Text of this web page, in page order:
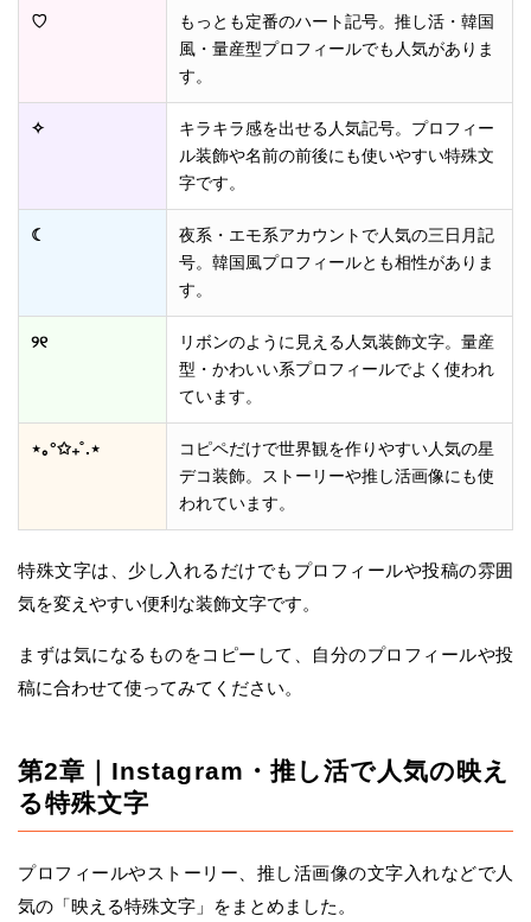
♡
もっとも定番のハート記号。推し活・韓国
風・量産型プロフィールでも人気がありま
す。
✧
キラキラ感を出せる人気記号。プロフィー
ル装飾や名前の前後にも使いやすい特殊文
字です。
☾
夜系・エモ系アカウントで人気の三日月記
号。韓国風プロフィールとも相性がありま
す。
୨୧
リボンのように見える人気装飾文字。量産
型・かわいい系プロフィールでよく使われ
ています。
⋆｡°✩₊˚.⋆
コピペだけで世界観を作りやすい人気の星
デコ装飾。ストーリーや推し活画像にも使
われています。
特殊文字は、少し入れるだけでもプロフィールや投稿の雰囲
気を変えやすい便利な装飾文字です。
まずは気になるものをコピーして、自分のプロフィールや投
稿に合わせて使ってみてください。
第2章｜Instagram・推し活で人気の映え
る特殊文字
プロフィールやストーリー、推し活画像の文字入れなどで人
気の「映える特殊文字」をまとめました。